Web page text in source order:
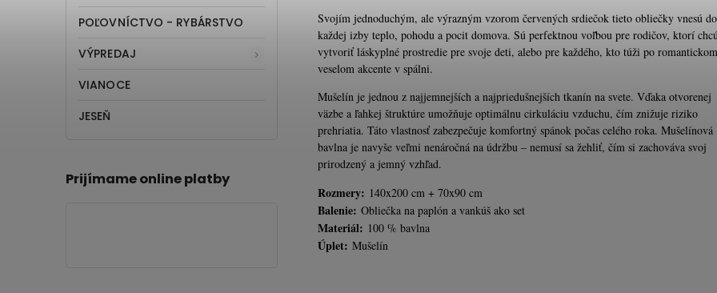
POĽOVNÍCTVO - RYBÁRSTVO
VÝPREDAJ
VIANOCE
JESEŇ
Prijímame online platby
Svojím jednoduchým, ale výrazným vzorom červených srdiečok tieto obliečky vnesú do
každej izby teplo, pohodu a pocit domova. Sú perfektnou voľbou pre rodičov, ktorí
vytvoriť láskyplné prostredie pre svoje deti, alebo pre každého, kto túži po
veselom akcente v spálni.
Mušelín je jednou z najjemnejších a najpriedušnejších tkanín na svete. Vďaka otvorenej
väzbe a ľahkej štruktúre umožňuje optimálnu cirkuláciu vzduchu, čím znižuje riziko
prehriatia. Táto vlastnosť zabezpečuje komfortný spánok počas celého roka. Mušelínová
bavlna je navyše veľmi nenáročná na údržbu – nemusí sa žehliť, čím si zachováva svoj
prirodzený a jemný vzhľad.
Rozmery: 140x200 cm + 70x90 cm
Balenie: Obliečka na paplón a vankúš ako set
Materiál: 100 % bavlna
Úplet: Mušelín